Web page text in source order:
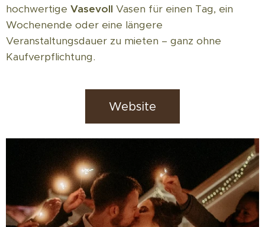
hochwertige Vasevoll Vasen für einen Tag, ein
Wochenende oder eine längere
Veranstaltungsdauer zu mieten – ganz ohne
Kaufverpflichtung.
Website